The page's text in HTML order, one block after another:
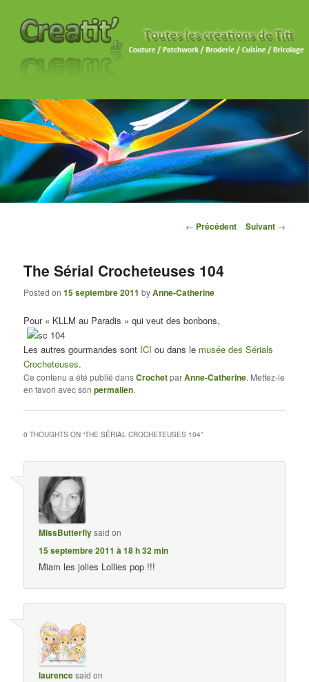
Navigation des articles
← Précédent Suivant →
The Sérial Crocheteuses 104
Posted on15 septembre 2011 byAnne-Catherine
Pour « KLLM au Paradis » qui veut des bonbons,
Les autres gourmandes sont ICI ou dans le musée des Sérials
Crocheteuses.
Ce contenu a été publié dansCrochetparAnne-Catherine. Mettez-le
en favori avec sonpermalien.
0 THOUGHTS ON “THE SÉRIAL CROCHETEUSES 104”
MissButterflysaid on
15 septembre 2011 à 18 h 32 min
Miam les jolies Lollies pop !!!
laurencesaid on